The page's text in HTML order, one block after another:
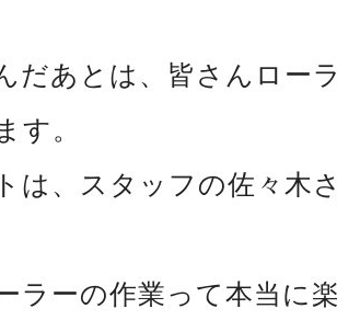
だあとは、皆さんロー
す。
は、スタッフの佐々木
ラーの作業って本当に